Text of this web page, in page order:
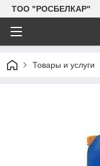
TOO "РОСБЕЛКАР"
Товары и услуги